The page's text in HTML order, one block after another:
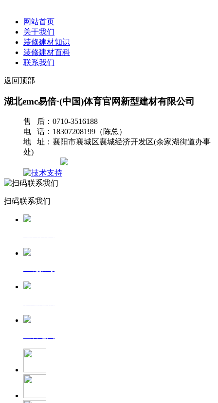
网站首页
关于我们
装修建材知识
装修建材百科
联系我们
返回顶部
湖北emc易倍·(中国)体育官网新型建材有限公司
售 后：0710-3516188
电 话：18307208199（陈总）
地 址：襄阳市襄城区襄城经济开发区(余家湖街道办事
处)
扫码联系我们